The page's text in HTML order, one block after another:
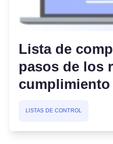
Lista de
pasos de los
cumplimiento
LISTAS DE CONTROL